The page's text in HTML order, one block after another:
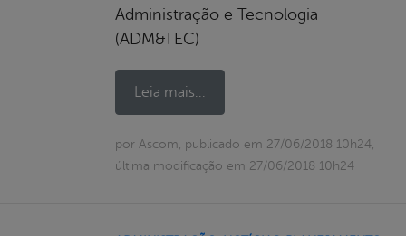
Administração e Tecnologia
(ADM&TEC)
Leia mais...
por Ascom, publicado em 27/06/2018 10h24,
última modificação em 27/06/2018 10h24